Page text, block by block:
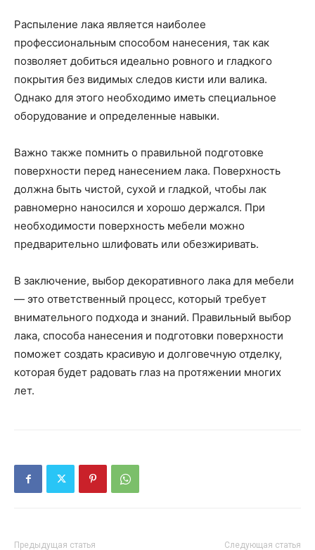
Распыление лака является наиболее
профессиональным способом нанесения, так как
позволяет добиться идеально ровного и гладкого
покрытия без видимых следов кисти или валика.
Однако для этого необходимо иметь специальное
оборудование и определенные навыки.
Важно также помнить о правильной подготовке
поверхности перед нанесением лака. Поверхность
должна быть чистой, сухой и гладкой, чтобы лак
равномерно наносился и хорошо держался. При
необходимости поверхность мебели можно
предварительно шлифовать или обезжиривать.
В заключение, выбор декоративного лака для мебели
— это ответственный процесс, который требует
внимательного подхода и знаний. Правильный выбор
лака, способа нанесения и подготовки поверхности
поможет создать красивую и долговечную отделку,
которая будет радовать глаз на протяжении многих
лет.
Предыдущая статья Следующая статья